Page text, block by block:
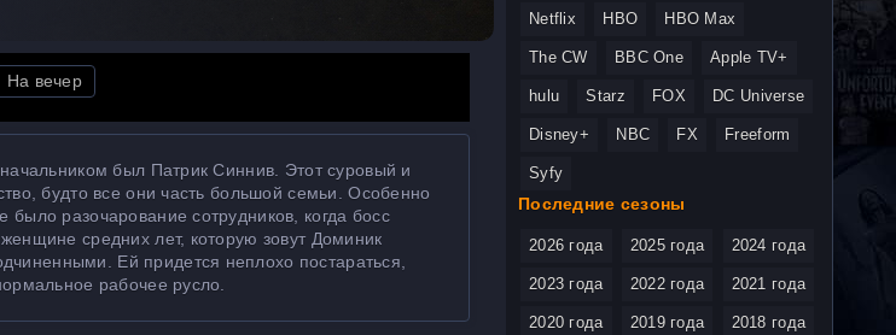
На вечер
был Патрик Синнив. Этот суровый и
будто все они часть большой семьи. Особенно
разочарование сотрудников, когда босс
средних лет, которую зовут Доминик
Ей придется неплохо постараться,
рабочее русло.
Netflix HBO HBO Max
The CW BBC One Apple TV+
hulu Starz FOX DC Universe
Disney+ NBC FX Freeform
Syfy
Последние сезоны
2026 года 2025 года 2024 года
2023 года 2022 года 2021 года
2020 года 2019 года 2018 года